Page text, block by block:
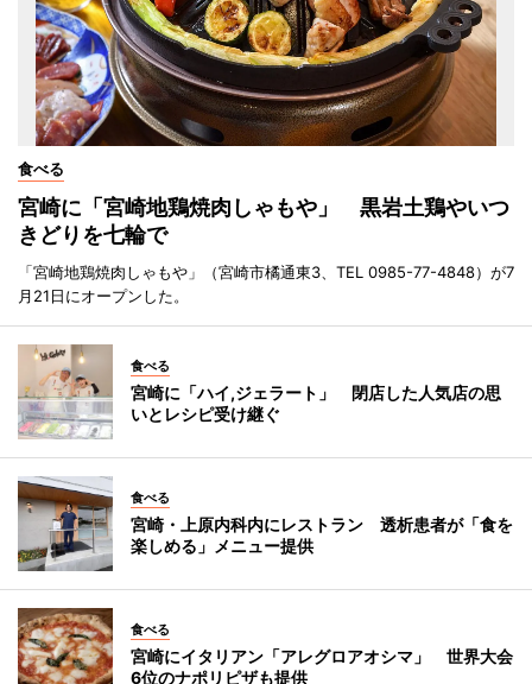
食べる
宮崎に「宮崎地鶏焼肉しゃもや」 黒岩土鶏やいつ
きどりを七輪で
「宮崎地鶏焼肉しゃもや」（宮崎市橘通東3、TEL 0985-77-4848）が7
月21日にオープンした。
食べる
宮崎に「ハイ,ジェラート」 閉店した人気店の思
いとレシピ受け継ぐ
食べる
宮崎・上原内科内にレストラン 透析患者が「食を
楽しめる」メニュー提供
食べる
宮崎にイタリアン「アレグロアオシマ」 世界大会
6位のナポリピザも提供